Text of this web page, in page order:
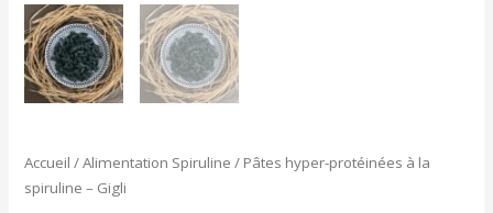
Accueil /Alimentation Spiruline / Pâtes hyper-protéinées à la
spiruline – Gigli